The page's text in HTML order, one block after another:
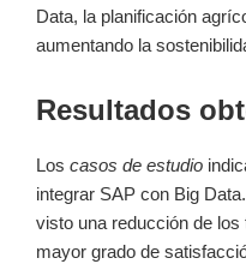
Data, la planificación
aumentando la
Resultados
Los casos de estudio
integrar SAP con Big
visto una reducción de
mayor grado de